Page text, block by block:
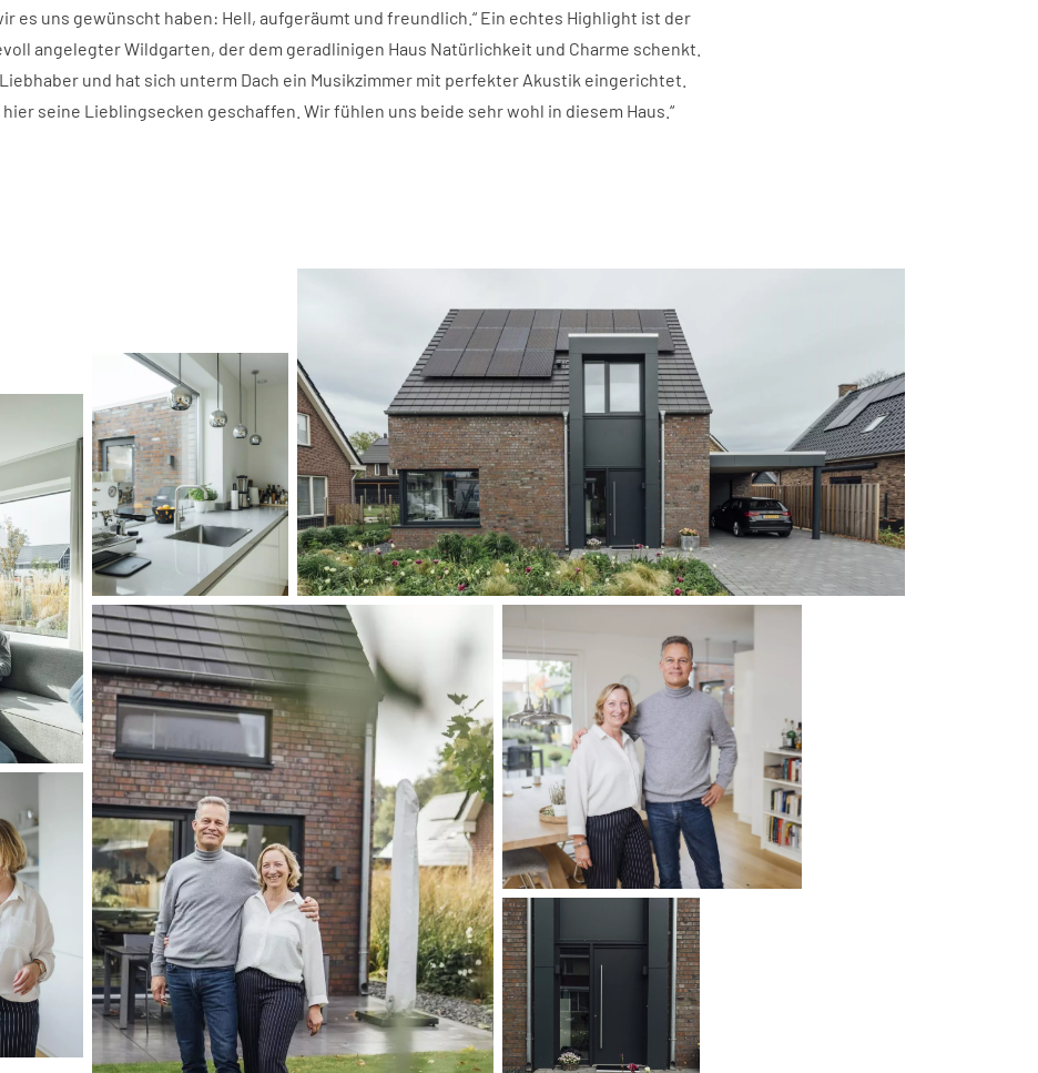
es uns gewünscht haben: Hell, aufgeräumt und freundlich.“ Ein echtes Highlight ist der
angelegter Wildgarten, der dem geradlinigen Haus Natürlichkeit und Charme schenkt.
und hat sich unterm Dach ein Musikzimmer mit perfekter Akustik eingerichtet.
hier seine Lieblingsecken geschaffen. Wir fühlen uns beide sehr wohl in diesem Haus.“